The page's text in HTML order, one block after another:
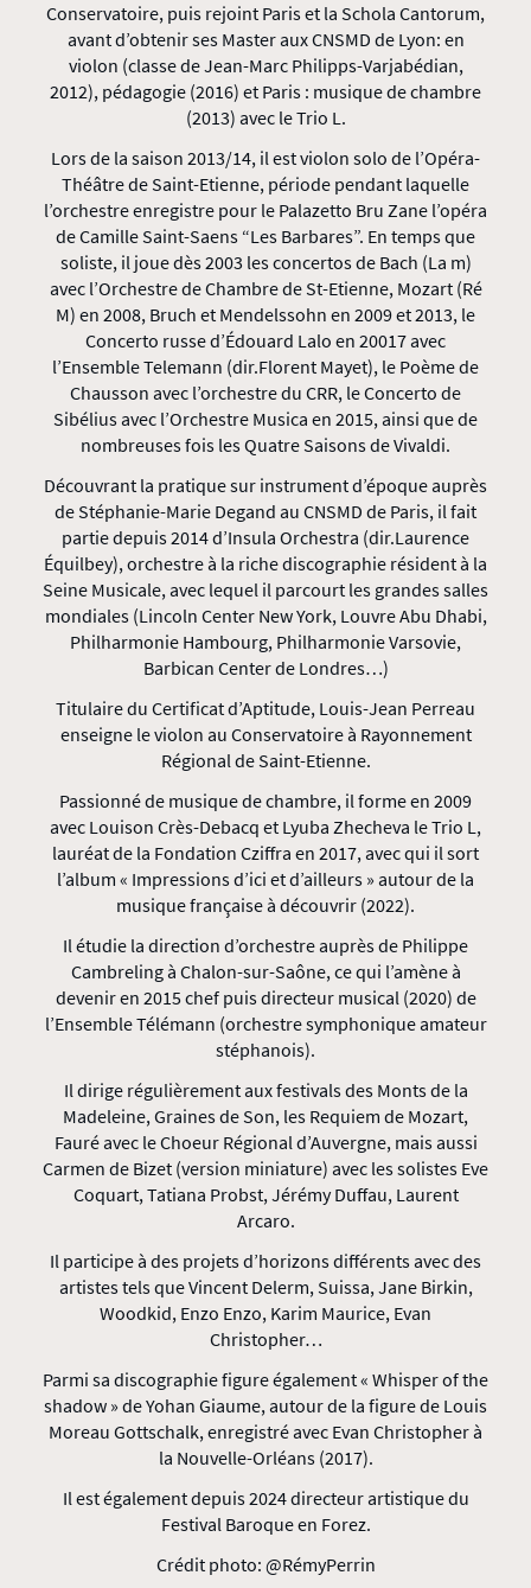
Conservatoire, puis rejoint Paris et la Schola Cantorum,
avant d’obtenir ses Master aux CNSMD de Lyon: en
violon (classe de Jean-Marc Philipps-Varjabédian,
2012), pédagogie (2016) et Paris : musique de chambre
(2013) avec le Trio L.
Lors de la saison 2013/14, il est violon solo de l’Opéra-
Théâtre de Saint-Etienne, période pendant laquelle
l’orchestre enregistre pour le Palazetto Bru Zane l’opéra
de Camille Saint-Saens “Les Barbares”. En temps que
soliste, il joue dès 2003 les concertos de Bach (La m)
avec l’Orchestre de Chambre de St-Etienne, Mozart (Ré
M) en 2008, Bruch et Mendelssohn en 2009 et 2013, le
Concerto russe d’Édouard Lalo en 20017 avec
l’Ensemble Telemann (dir.Florent Mayet), le Poème de
Chausson avec l’orchestre du CRR, le Concerto de
Sibélius avec l’Orchestre Musica en 2015, ainsi que de
nombreuses fois les Quatre Saisons de Vivaldi.
Découvrant la pratique sur instrument d’époque auprès
de Stéphanie-Marie Degand au CNSMD de Paris, il fait
partie depuis 2014 d’Insula Orchestra (dir.Laurence
Équilbey), orchestre à la riche discographie résident à la
Seine Musicale, avec lequel il parcourt les grandes salles
mondiales (Lincoln Center New York, Louvre Abu Dhabi,
Philharmonie Hambourg, Philharmonie Varsovie,
Barbican Center de Londres…)
Titulaire du Certificat d’Aptitude, Louis-Jean Perreau
enseigne le violon au Conservatoire à Rayonnement
Régional de Saint-Etienne.
Passionné de musique de chambre, il forme en 2009
avec Louison Crès-Debacq et Lyuba Zhecheva le Trio L,
lauréat de la Fondation Cziffra en 2017, avec qui il sort
l’album « Impressions d’ici et d’ailleurs » autour de la
musique française à découvrir (2022).
Il étudie la direction d’orchestre auprès de Philippe
Cambreling à Chalon-sur-Saône, ce qui l’amène à
devenir en 2015 chef puis directeur musical (2020) de
l’Ensemble Télémann (orchestre symphonique amateur
stéphanois).
Il dirige régulièrement aux festivals des Monts de la
Madeleine, Graines de Son, les Requiem de Mozart,
Fauré avec le Choeur Régional d’Auvergne, mais aussi
Carmen de Bizet (version miniature) avec les solistes Eve
Coquart, Tatiana Probst, Jérémy Duffau, Laurent
Arcaro.
Il participe à des projets d’horizons différents avec des
artistes tels que Vincent Delerm, Suissa, Jane Birkin,
Woodkid, Enzo Enzo, Karim Maurice, Evan
Christopher…
Parmi sa discographie figure également « Whisper of the
shadow » de Yohan Giaume, autour de la figure de Louis
Moreau Gottschalk, enregistré avec Evan Christopher à
la Nouvelle-Orléans (2017).
Il est également depuis 2024 directeur artistique du
Festival Baroque en Forez.
Crédit photo: @RémyPerrin